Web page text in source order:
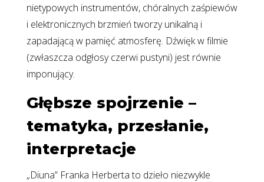
nietypowych instrumentów, chóralnych zaśpiewów
i elektronicznych brzmień tworzy unikalną i
zapadającą w pamięć atmosferę. Dźwięk w filmie
(zwłaszcza odgłosy czerwi pustyni) jest równie
imponujący.
Głębsze spojrzenie –
tematyka, przesłanie,
interpretacje
„Diuna” Franka Herberta to dzieło niezwykle